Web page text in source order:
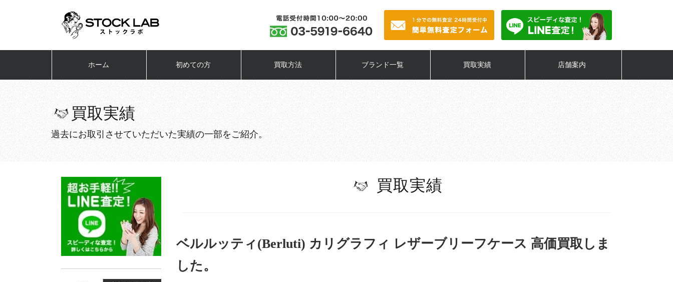
ホーム 初めての方 買取方法 ブランド一覧 買取実績 店舗案内
買取実績
過去にお取引させていただいた実績の一部をご紹介。
買取実績
ベルルッティ(Berluti) カリグラフィ レザーブリーフケース 高価買取しま
した。